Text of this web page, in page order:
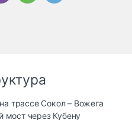
трассе Сокол – Вожега
мост через Кубену